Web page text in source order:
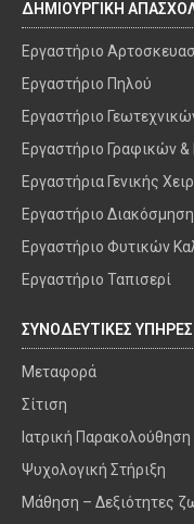
ΔΗΜΙΟΥΡΓΙΚΗ
Εργαστήριο
Εργαστήριο Πηλού
Εργαστήριο
Εργαστήριο Γραφικών
Εργαστήρια Γενικής
Εργαστήριο
Εργαστήριο Φυτικών
Εργαστήριο Ταπισερί
ΣΥΝΟΔΕΥΤΙΚΕΣ
Μεταφορά
Σίτιση
Ιατρική Παρακολούθηση
Ψυχολογική Στήριξη
Μάθηση – Δεξιότητες